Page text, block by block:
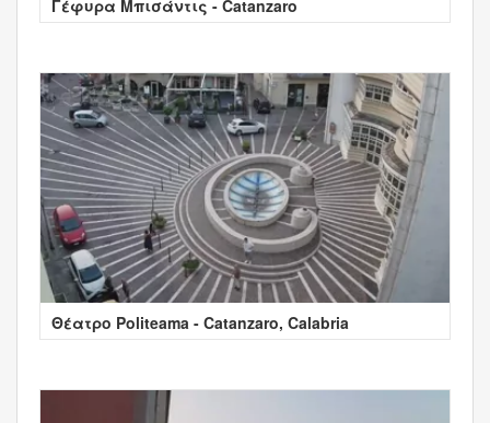
Γέφυρα Μπισάντις - Catanzaro
Θέατρο Politeama - Catanzaro, Calabria